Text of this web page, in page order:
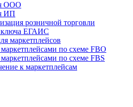
ООО
ИП
розничной торговли
ключа ЕГАИС
маркетплейсов
маркетплейсами по схеме FBO
маркетплейсами по схеме FBS
к маркетплейсам